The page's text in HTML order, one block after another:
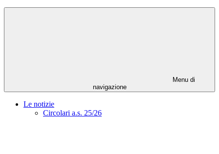
Menu di
navigazione
Le notizie
Circolari a.s. 25/26